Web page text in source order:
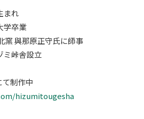
まれ
学卒業
與那原正守氏に師事
峠舎設立
制作中
hizumitougesha